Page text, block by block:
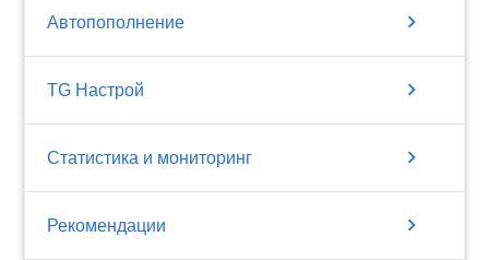
Автопополнение chevron_right
TG Настрой chevron_right
Статистика и мониторинг chevron_right
Рекомендации chevron_right